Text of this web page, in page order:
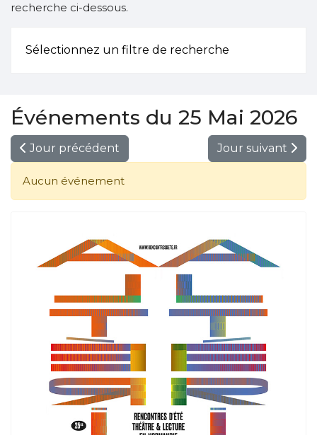
recherche ci-dessous.
Sélectionnez un filtre de recherche
Événements du 25 Mai 2026
Jour précédent Jour suivant
Aucun événement